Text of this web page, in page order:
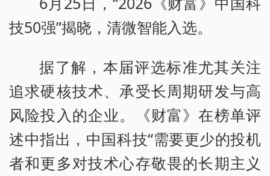
技50强”揭晓，清微智能入选。
据了解，本届评选标准尤其关注
追求硬核技术、承受长周期研发与高
风险投入的企业。《财富》在榜单评
述中指出，中国科技“需要更少的投机
者和更多对技术心存敬畏的长期主义